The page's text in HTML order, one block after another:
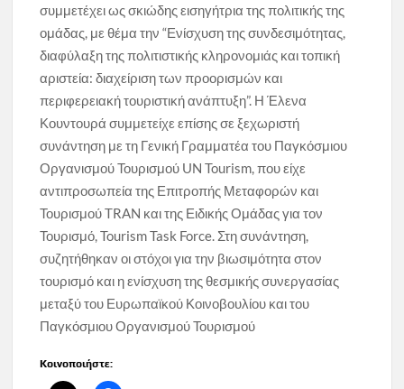
συμμετέχει ως σκιώδης εισηγήτρια της πολιτικής της
ομάδας, με θέμα την “Ενίσχυση της συνδεσιμότητας,
διαφύλαξη της πολιτιστικής κληρονομιάς και τοπική
αριστεία: διαχείριση των προορισμών και
περιφερειακή τουριστική ανάπτυξη”. Η Έλενα
Κουντουρά συμμετείχε επίσης σε ξεχωριστή
συνάντηση με τη Γενική Γραμματέα του Παγκόσμιου
Οργανισμού Τουρισμού UN Tourism, που είχε
αντιπροσωπεία της Επιτροπής Μεταφορών και
Τουρισμού TRAN και της Ειδικής Ομάδας για τον
Τουρισμό, Tourism Task Force. Στη συνάντηση,
συζητήθηκαν οι στόχοι για την βιωσιμότητα στον
τουρισμό και η ενίσχυση της θεσμικής συνεργασίας
μεταξύ του Ευρωπαϊκού Κοινοβουλίου και του
Παγκόσμιου Οργανισμού Τουρισμού
Κοινοποιήστε: